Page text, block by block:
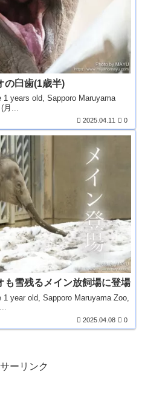
の臼歯(1歳半)
years old, Sapporo Maruyama
...
2025.04.11 0
も雪残るメイン放飼場に登場
year old, Sapporo Maruyama Zoo,
2025.04.08 0
ーリンク